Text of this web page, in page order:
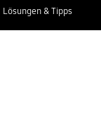
Lösungen & Tipps